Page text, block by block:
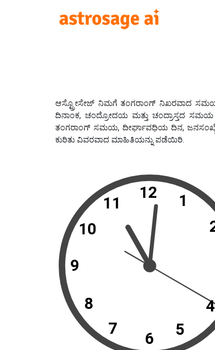
ಆಸ್ಟ್ರೋಸೇಜ್ ನಿಮಗೆ ತಂಗರಾಂಗ್ ನಿಖರವಾದ
ದಿನಾಂಕ, ಚಂದ್ರೋದಯ ಮತ್ತು ಚಂದ್ರಾಸ್ತದ
ತಂಗರಾಂಗ್ ಸಮಯ, ದೀರ್ಘಾವಧಿಯ ದಿನ, ಜನಸಂಖ್ಯೆ,
ಕುರಿತು ವಿವರವಾದ ಮಾಹಿತಿಯನ್ನು ಪಡೆಯಿರಿ.
12
11
10
9
8
7
6 5
4
1